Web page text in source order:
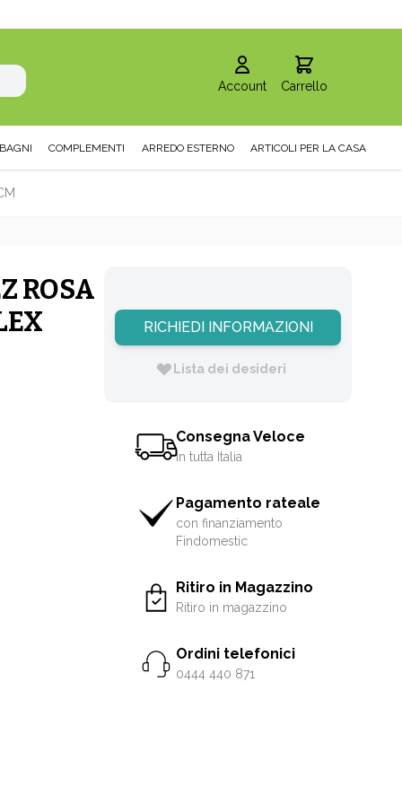
Account Carrello
BAGNI COMPLEMENTI ARREDO ESTERNO ARTICOLI PER LA CASA
ROSA
RICHIEDI INFORMAZIONI
Lista dei desideri
Consegna Veloce
in tutta Italia
Pagamento rateale
con finanziamento
Findomestic
Ritiro in Magazzino
Ritiro in magazzino
Ordini telefonici
0444 440 871